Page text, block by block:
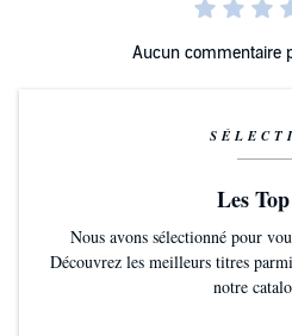
Aucun commentaire
Les
Nous avons sélectionné pour
Découvrez les meilleurs titres
notre